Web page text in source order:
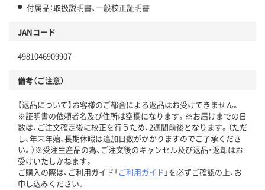
付属品：取扱説明書、一般校正証明書
JANコード
4981046909907
備考（ご注意）
【返品について】お客様のご都合による返品はお受けできません。
※証明書の依頼者名及び住所は空欄になります。※お届けまでの日
数は、ご注文確定後に校正を行うため、2週間前後となります。（ただ
し、年末年始、長期休暇は追加日数がかかりますのでご了承くださ
い。）※受注生産品の為、ご注文後のキャンセル及び返品・返却はお
受けいたしかねます。
ご購入の際は、ご利用ガイド「ご利用ガイド 」を必ずご確認の上、お
申し込みください。